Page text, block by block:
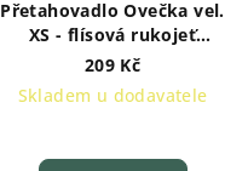
Přetahovadlo Ovečka vel.
XS - flísová rukojeť
MODRÁ
209 Kč
Skladem u dodavatele